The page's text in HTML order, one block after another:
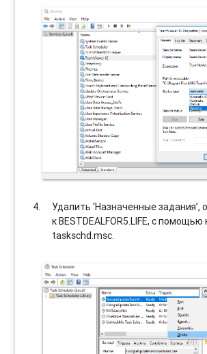
Удалить ‘Назначенные задания’,
к BESTDEALFOR5.LIFE, с помощью
taskschd.msc.